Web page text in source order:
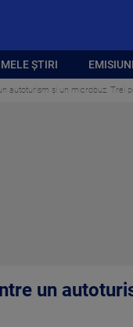
ȘTIRI
autoturism şi un microbuz. Trei
un